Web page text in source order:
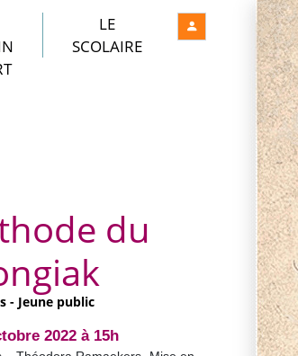
LE
SCOLAIRE
du
- Jeune public
2022 à 15h